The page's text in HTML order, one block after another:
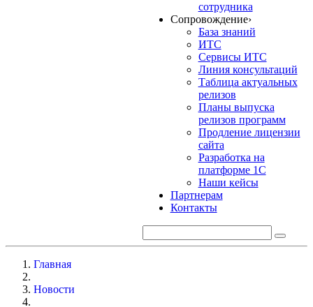
сотрудника
Сопровождение›
База знаний
ИТС
Сервисы ИТС
Линия консультаций
Таблица актуальных
релизов
Планы выпуска
релизов программ
Продление лицензии
сайта
Разработка на
платформе 1С
Наши кейсы
Партнерам
Контакты
Главная
Новости